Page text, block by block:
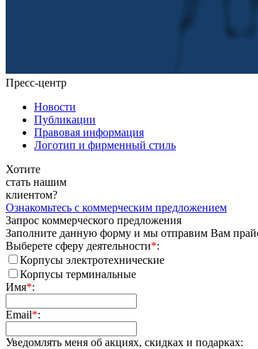
Пресс-центр
Новости
Публикации
Правовая информация
Логотип и фирменный стиль
Хотите
стать нашим
клиентом?
Ознакомьтесь с коммерческим предложением
Запрос коммерческого предложения
Заполните данную форму и мы отправим Вам
Выберете сферу деятельности*:
Корпусы электротехнические
Корпусы терминальные
Имя*:
Email*:
Уведомлять меня об акциях, скидках и подарках: